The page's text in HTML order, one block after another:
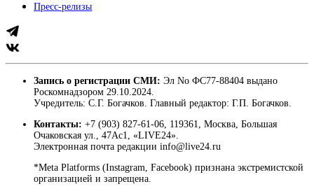
Пресс-релизы
Запись о регистрации СМИ: Эл No ФС77-88404 выдано
Роскомнадзором 29.10.2024.
Учредитель: С.Г. Богачков. Главный редактор: Г.П. Богачков.
Контакты: +7 (903) 827-61-06, 119361, Москва, Большая
Очаковская ул., 47Ас1, «LIVE24».
Электронная почта редакции info@live24.ru
*Meta Platforms (Instagram, Facebook) признана экстремистской
организацией и запрещена.